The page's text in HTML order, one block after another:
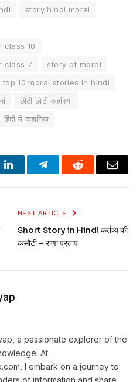
story hindi moral
class 10
class 7
story of moral
top 10 moral stories in hindi
छोटी छोटी कहाँक्या
हिंदी में कहानिया
LinkedInTelegramReddit Email
NEXT ARTICLE
Short Story in Hindi कर्तव्य की
कसौटी – राणा प्रताप
a passionate explorer of the
At
I embark on a journey to